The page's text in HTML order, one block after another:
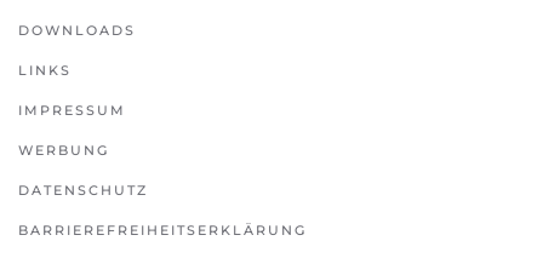
DOWNLOADS
LINKS
IMPRESSUM
WERBUNG
DATENSCHUTZ
BARRIEREFREIHEITSERKLÄRUNG